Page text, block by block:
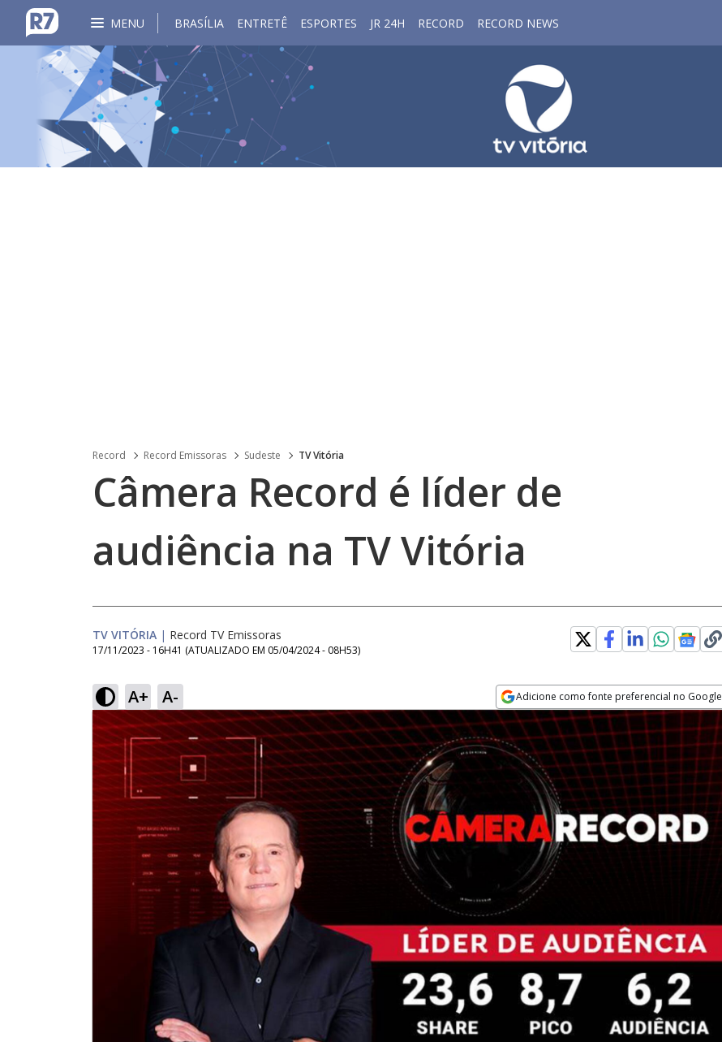
MENU BRASÍLIA ENTRETÊ ESPORTES JR 24H RECORD RECORD NEWS
Record Record Emissoras Sudeste TV Vitória
Câmera Record é líder de
audiência na TV Vitória
TV VITÓRIA | Record TV Emissoras
17/11/2023 - 16H41 (ATUALIZADO EM 05/04/2024 - 08H53)
A+ A- Adicione como fonte preferencial no Google
Opens in new window